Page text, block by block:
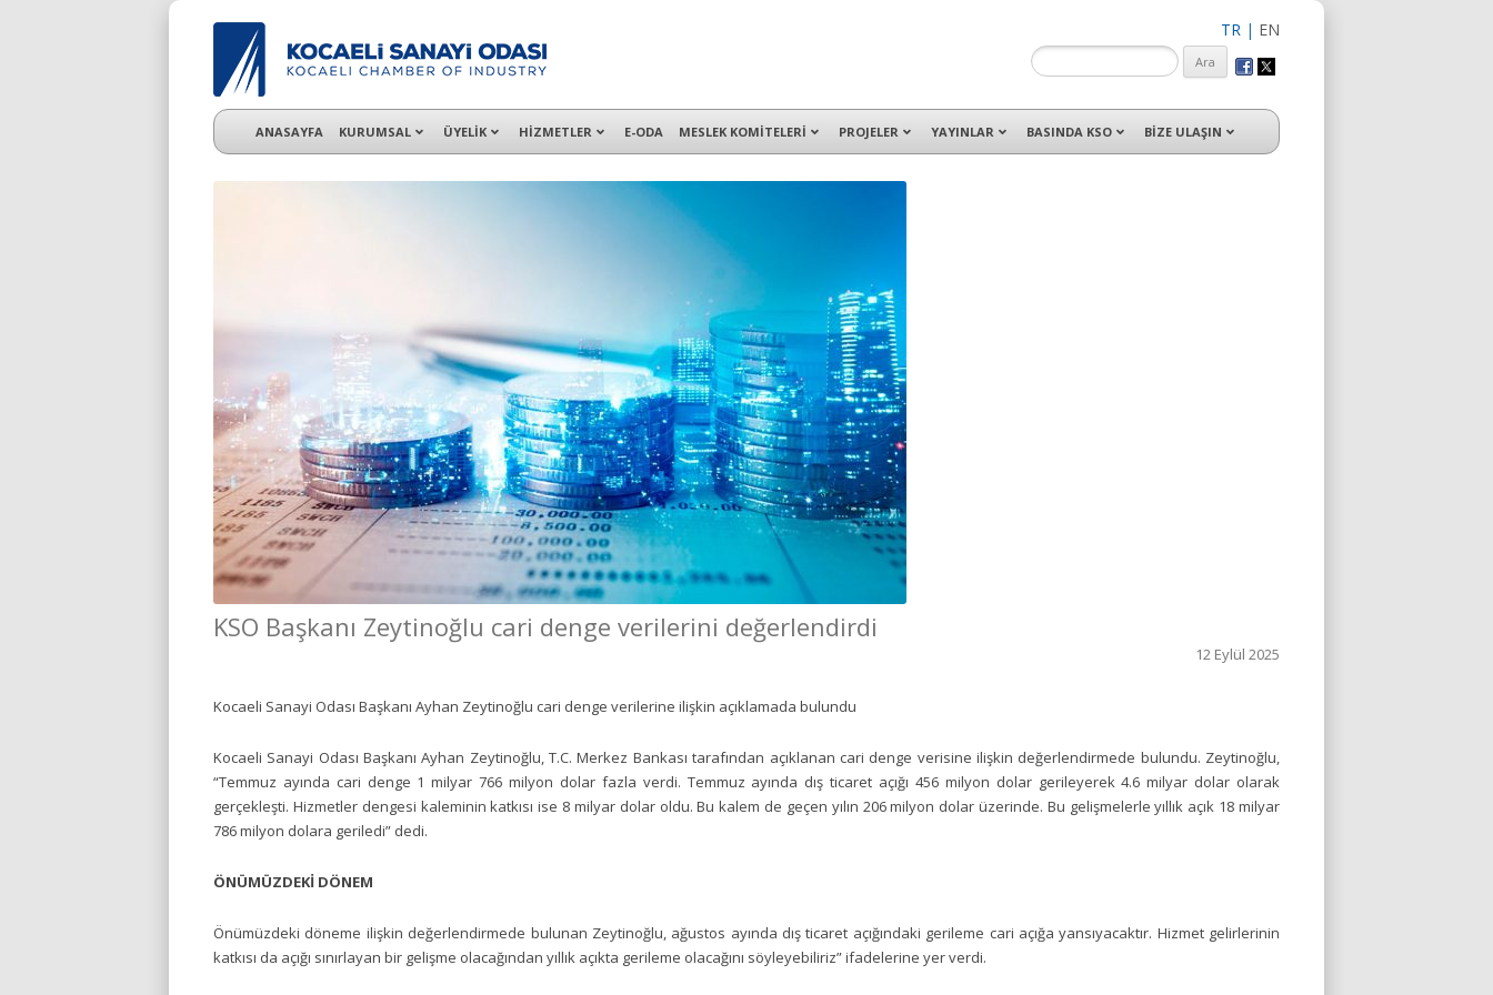
TR | EN
KSO 3500’ü aşkın sanayi kuruluşuna uzman çalışanları ile İzmit Merkez, Çayırova, Dilovası, Gebze ve İMES OSB’deki ofisleri ile hizmet vermektedir.
ANASAYFA KURUMSAL ÜYELİK HİZMETLER E-ODA MESLEK KOMİTELERİ PROJELER YAYINLAR BASINDA KSO BİZE ULAŞIN
KSO Başkanı Zeytinoğlu cari denge verilerini değerlendirdi
12 Eylül 2025
Kocaeli Sanayi Odası Başkanı Ayhan Zeytinoğlu cari denge verilerine ilişkin açıklamada bulundu
Kocaeli Sanayi Odası Başkanı Ayhan Zeytinoğlu, T.C. Merkez Bankası tarafından açıklanan cari denge verisine ilişkin değerlendirmede bulundu. Zeytinoğlu,
“Temmuz ayında cari denge 1 milyar 766 milyon dolar fazla verdi. Temmuz ayında dış ticaret açığı 456 milyon dolar gerileyerek 4.6 milyar dolar olarak
gerçekleşti. Hizmetler dengesi kaleminin katkısı ise 8 milyar dolar oldu. Bu kalem de geçen yılın 206 milyon dolar üzerinde. Bu gelişmelerle yıllık açık 18 milyar
786 milyon dolara geriledi” dedi.
ÖNÜMÜZDEKİ DÖNEM
Önümüzdeki döneme ilişkin değerlendirmede bulunan Zeytinoğlu, ağustos ayında dış ticaret açığındaki gerileme cari açığa yansıyacaktır. Hizmet gelirlerinin
katkısı da açığı sınırlayan bir gelişme olacağından yıllık açıkta gerileme olacağını söyleyebiliriz” ifadelerine yer verdi.